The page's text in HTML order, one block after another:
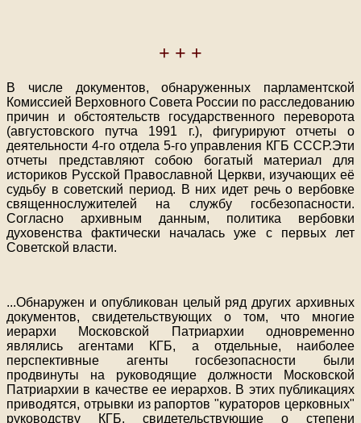
+ + +
В числе документов, обнаруженных парламентской
Комиссией Верховного Совета России по расследованию
причин и обстоятельств государственного переворота
(августовского путча 1991 г.), фигурируют отчеты о
деятельности 4-го отдела 5-го управления КГБ СССР.Эти
отчеты представляют собою богатый материал для
историков Русской Православной Церкви, изучающих её
судьбу в советский период. В них идет речь о вербовке
священнослужителей на службу госбезопасности.
Согласно архивным данным, политика вербовки
духовенства фактически началась уже с первых лет
Советской власти.
...Обнаружен и опубликован целый ряд других архивных
документов, свидетельствующих о том, что многие
иерархи Московской Патриархии одновременно
являлись агентами КГБ, а отдельные, наиболее
перспективные агенты госбезопасности были
продвинуты на руководящие должности Московской
Патриархии в качестве ее иерархов. В этих публикациях
приводятся, отрывки из рапортов "кураторов церковных"
руководству КГБ, свидетельствующие о степени